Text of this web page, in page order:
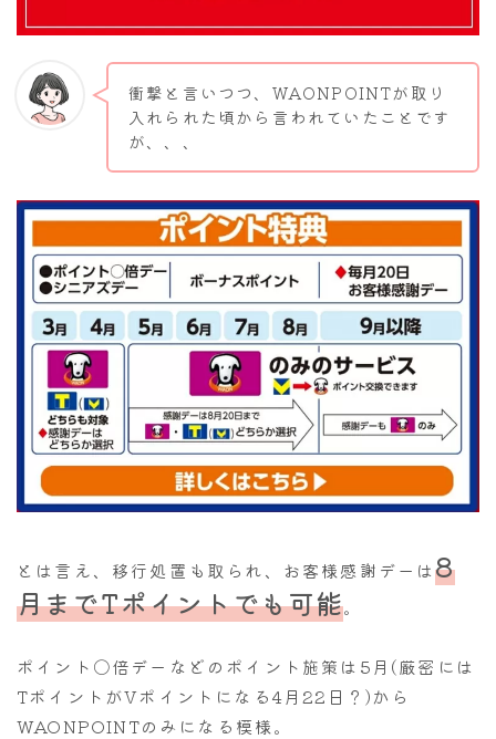
衝撃と言いつつ、WAONPOINTが取り
入れられた頃から言われていたことです
が、、、
とは言え、移行処置も取られ、お客様感謝デーは8
月までTポイントでも可能。
ポイント〇倍デーなどのポイント施策は5月(厳密には
TポイントがVポイントになる4月22日？)から
WAONPOINTのみになる模様。